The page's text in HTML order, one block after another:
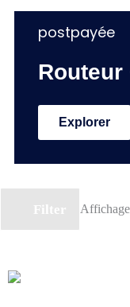
postpayée
Routeur
Explorer
Filter